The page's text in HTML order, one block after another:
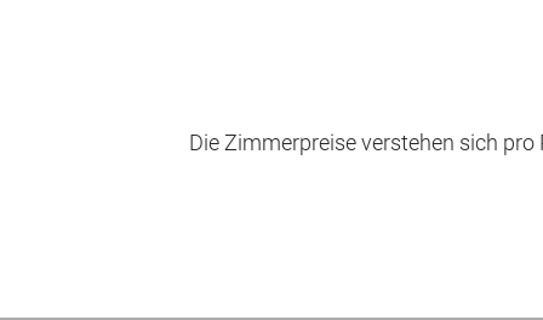
Die Zimmerpreise verstehen sich